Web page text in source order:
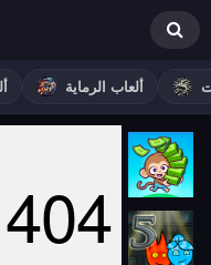
ألعاب الرماية